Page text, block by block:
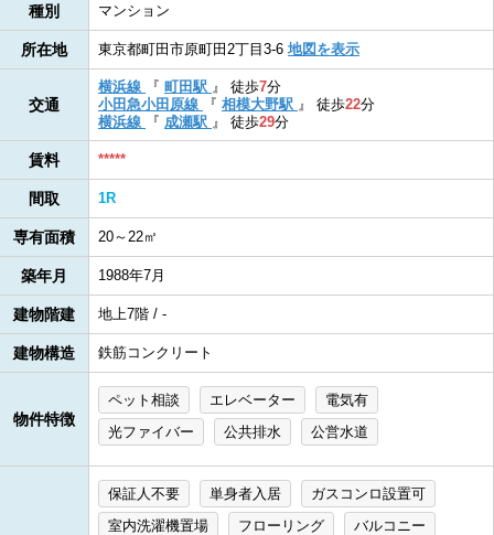
種別 マンション
所在地 東京都町田市原町田2丁目3-6 地図を表示
交通
横浜線 『 町田駅 』 徒歩7分
小田急小田原線
『 相模大野駅 』 徒歩22分
横浜線
『 成瀬駅 』 徒歩29分
賃料 *****
間取 1R
専有面積 20～22㎡
築年月 1988年7月
建物階建 地上7階 / -
建物構造 鉄筋コンクリート
物件特徴
ペット相談 エレベーター
電気有
光ファイバー
公共排水 公営水道
保証人不要 単身者入居
ガスコンロ設置可
室内洗濯機置場
フローリング
バルコニー